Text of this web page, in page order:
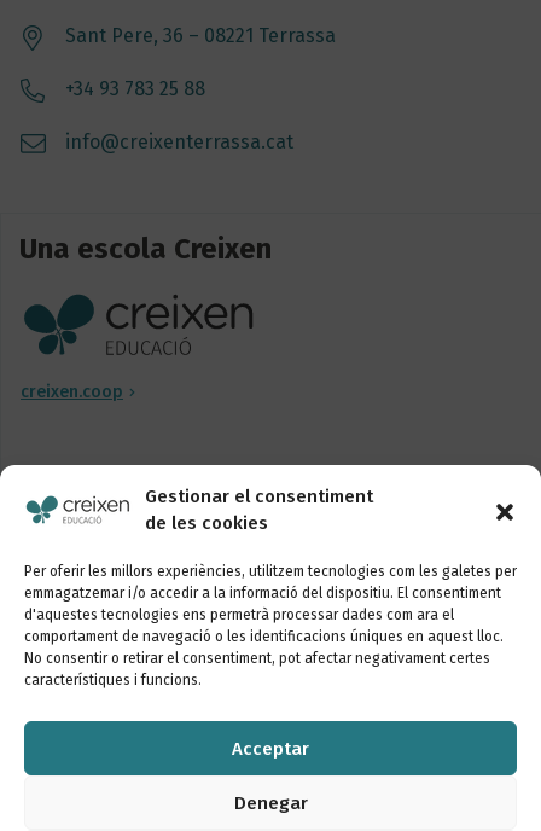
Gestionar el consentiment
de les cookies
Per oferir les millors experiències, utilitzem tecnologies com les galetes per
emmagatzemar i/o accedir a la informació del dispositiu. El consentiment
d'aquestes tecnologies ens permetrà processar dades com ara el
comportament de navegació o les identificacions úniques en aquest lloc.
No consentir o retirar el consentiment, pot afectar negativament certes
característiques i funcions.
Acceptar
Denegar
Sant Pere, 36 – 08221 Terrassa
+34 93 783 25 88
info@creixenterrassa.cat
Una escola Creixen
creixen.coop
Vols conèixer les últimes novetats de la nostra
Inscriu-te al butlletí